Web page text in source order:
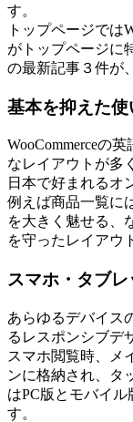
す。
トップページでは
がトップページに
の最新記事３件が
基本を抑えた
WooCommerceの
なレイアウトが多
日本で好まれるオ
例えば商品一覧に
を大きく魅せる、
を守ったレイアウ
スマホ・タブ
あらゆるデバイス
るレスポンシブデ
スマホ閲覧時、メ
ンに格納され、タ
はPC版とモバイ
す。